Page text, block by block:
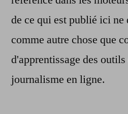
de ce qui est publié ici ne
comme autre chose que
d'apprentissage des
journalisme en ligne.